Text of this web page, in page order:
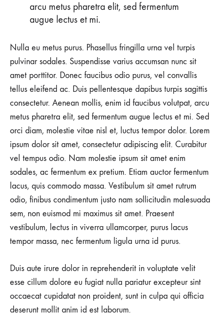
arcu metus pharetra elit, sed fermentum
augue lectus et mi.
Nulla eu metus purus. Phasellus fringilla urna vel turpis
pulvinar sodales. Suspendisse varius accumsan nunc sit
amet porttitor. Donec faucibus odio purus, vel convallis
tellus eleifend ac. Duis pellentesque dapibus turpis sagittis
consectetur. Aenean mollis, enim id faucibus volutpat, arcu
metus pharetra elit, sed fermentum augue lectus et mi. Sed
orci diam, molestie vitae nisl et, luctus tempor dolor. Lorem
ipsum dolor sit amet, consectetur adipiscing elit. Curabitur
vel tempus odio. Nam molestie ipsum sit amet enim
sodales, ac fermentum ex pretium. Etiam auctor fermentum
lacus, quis commodo massa. Vestibulum sit amet rutrum
odio, finibus condimentum justo nam sollicitudin malesuada
sem, non euismod mi maximus sit amet. Praesent
vestibulum, lectus in viverra ullamcorper, purus lacus
tempor massa, nec fermentum ligula urna id purus.
Duis aute irure dolor in reprehenderit in voluptate velit
esse cillum dolore eu fugiat nulla pariatur excepteur sint
occaecat cupidatat non proident, sunt in culpa qui officia
deserunt mollit anim id est laborum.